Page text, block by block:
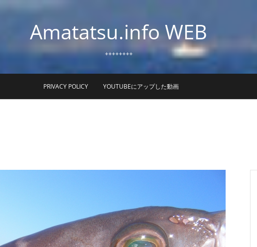
Amatatsu.info WEB
++++++++
PRIVACY POLICY YOUTUBEにアップした動画